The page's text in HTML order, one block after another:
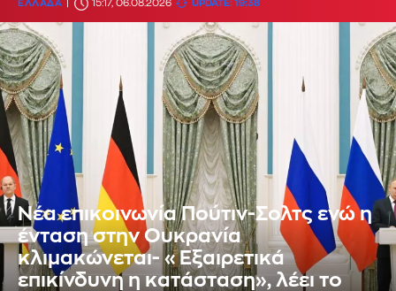
ΕΛΛΑΔΑ 15:17, 06.08.2026 UPDATE: 19:38
Νέα επικοινωνία Πούτιν-Σολτς ενώ η
ένταση στην Ουκρανία
κλιμακώνεται- «Εξαιρετικά
επικίνδυνη η κατάσταση», λέει το